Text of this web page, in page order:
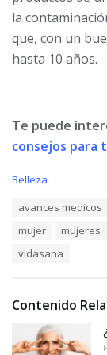
la
que, con un
hasta 10 años.
Te puede
consejos para
C
s
Belleza
avances medicos
mujer
mujeres
vidasana
Contenido